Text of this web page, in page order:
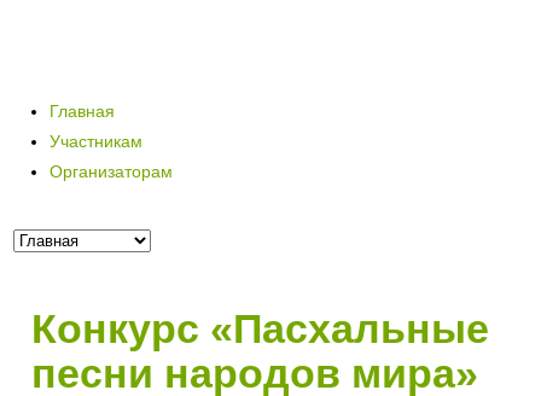
Главная
Участникам
Организаторам
Конкурс «Пасхальные
песни народов мира»